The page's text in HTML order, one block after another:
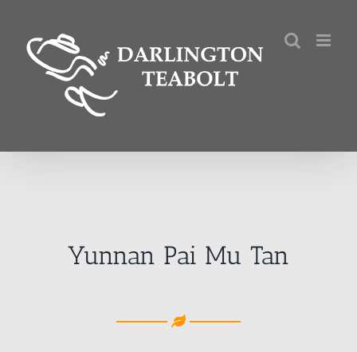
Yunnan Pai Mu Tan